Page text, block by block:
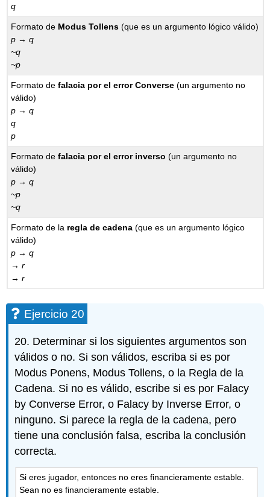
q
Formato de Modus Tollens (que es un argumento lógico válido)
p → q
~q
~p
Formato defalacia por el error Converse (un argumento no
válido)
p → q
q
p
Formato defalacia por el error inverso (un argumento no
válido)
p → q
~p
~q
Formato de la regla de cadena (que es un argumento lógico
válido)
p → q
→ r
→ r
Ejercicio 20
20. Determinar si los siguientes argumentos son
válidos o no. Si son válidos, escriba si es por
Modus Ponens, Modus Tollens, o la Regla de la
Cadena. Si no es válido, escribe si es por Falacy
by Converse Error, o Falacy by Inverse Error, o
ninguno. Si parece la regla de la cadena, pero
tiene una conclusión falsa, escriba la conclusión
correcta.
Si eres jugador, entonces no eres financieramente estable.
Sean no es financieramente estable.